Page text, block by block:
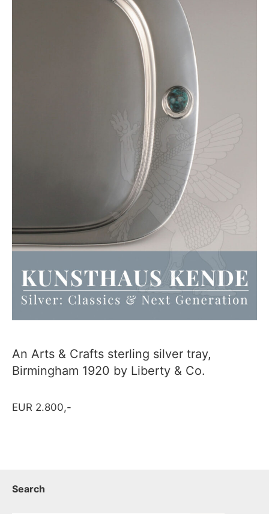
An Arts & Crafts sterling silver tray,
Birmingham 1920 by Liberty & Co.
EUR 2.800,-
Search